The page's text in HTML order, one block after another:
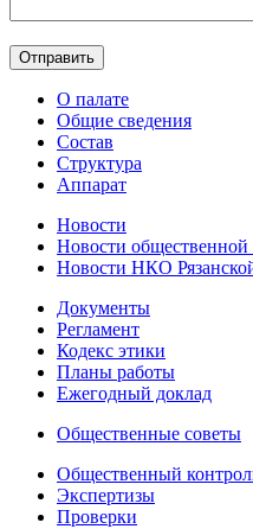
О палате
Общие сведения
Состав
Структура
Аппарат
Новости
Новости общественной
Новости НКО
Документы
Регламент
Кодекс этики
Планы работы
Ежегодный доклад
Общественные советы
Общественный
Экспертизы
Проверки